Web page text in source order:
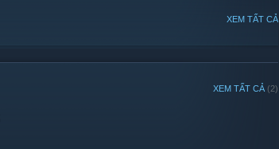
XEM TẤT CẢ
XEM TẤT CẢ (2)